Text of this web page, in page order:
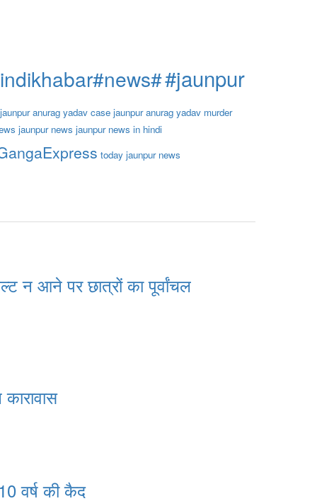
#jaunpur
jaunpur anurag yadav case jaunpur anurag yadav murder
jaunpur news jaunpur news in hindi
today jaunpur news
न आने पर छात्रों का पूर्वांचल
वर्ष की कैद